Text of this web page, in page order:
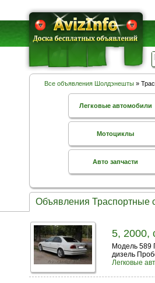
Все объявления Шолдэнешты »
Легковые автомобили
Мотоциклы
Авто запчасти
Объявления Траспортные
5, 2000,
Модель 589
дизель
Легковые